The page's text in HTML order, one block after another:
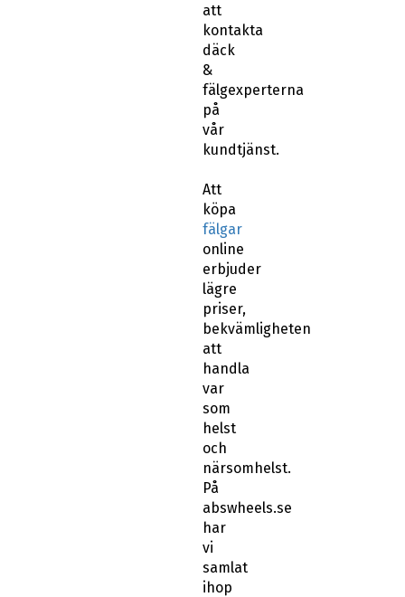
att
kontakta
däck
&
fälgexperterna
på
vår
kundtjänst.
Att
köpa
fälgar
online
erbjuder
lägre
priser,
bekvämligheten
att
handla
var
som
helst
och
närsomhelst.
På
abswheels.se
har
vi
samlat
ihop